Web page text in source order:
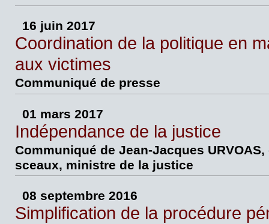
16 juin 2017
Coordination de la politique en
aux victimes
Communiqué de presse
01 mars 2017
Indépendance de la justice
Communiqué de Jean-Jacques
sceaux, ministre de la justice
08 septembre 2016
Simplification de la procédure